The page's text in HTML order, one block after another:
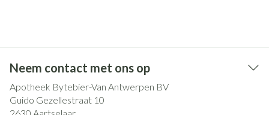
Neem contact met ons op
Apotheek Bytebier-Van Antwerpen BV
Guido Gezellestraat 10